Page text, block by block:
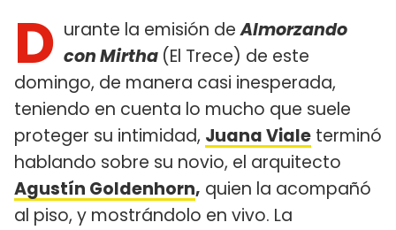
D urante la emisión deAlmorzando
con Mirtha (El Trece) de este
domingo, de manera casi inesperada,
teniendo en cuenta lo mucho que suele
proteger su intimidad, Juana Viale terminó
hablando sobre su novio, el arquitecto
Agustín Goldenhorn, quien la acompañó
al piso, y mostrándolo en vivo. La